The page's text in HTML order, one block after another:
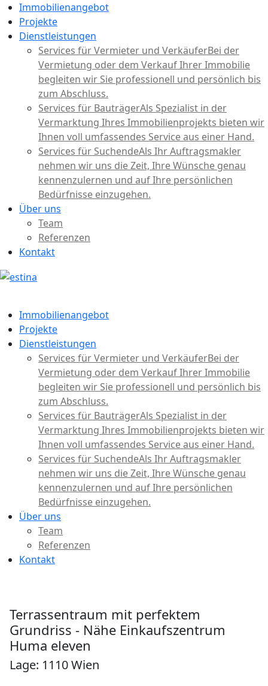
Immobilienangebot
Projekte
Dienstleistungen
Services für Vermieter und VerkäuferBei der
Vermietung oder dem Verkauf Ihrer Immobilie
begleiten wir Sie professionell und persönlich bis
zum Abschluss.
Services für BauträgerAls Spezialist in der
Vermarktung Ihres Immobilienprojekts bieten wir
Ihnen voll umfassendes Service aus einer Hand.
Services für SuchendeAls Ihr Auftragsmakler
nehmen wir uns die Zeit, Ihre Wünsche genau
kennenzulernen und auf Ihre persönlichen
Bedürfnisse einzugehen.
Über uns
Team
Referenzen
Kontakt
Immobilienangebot
Projekte
Dienstleistungen
Services für Vermieter und VerkäuferBei der
Vermietung oder dem Verkauf Ihrer Immobilie
begleiten wir Sie professionell und persönlich bis
zum Abschluss.
Services für BauträgerAls Spezialist in der
Vermarktung Ihres Immobilienprojekts bieten wir
Ihnen voll umfassendes Service aus einer Hand.
Services für SuchendeAls Ihr Auftragsmakler
nehmen wir uns die Zeit, Ihre Wünsche genau
kennenzulernen und auf Ihre persönlichen
Bedürfnisse einzugehen.
Über uns
Team
Referenzen
Kontakt
Terrassentraum mit perfektem
Grundriss - Nähe Einkaufszentrum
Huma eleven
Lage: 1110 Wien